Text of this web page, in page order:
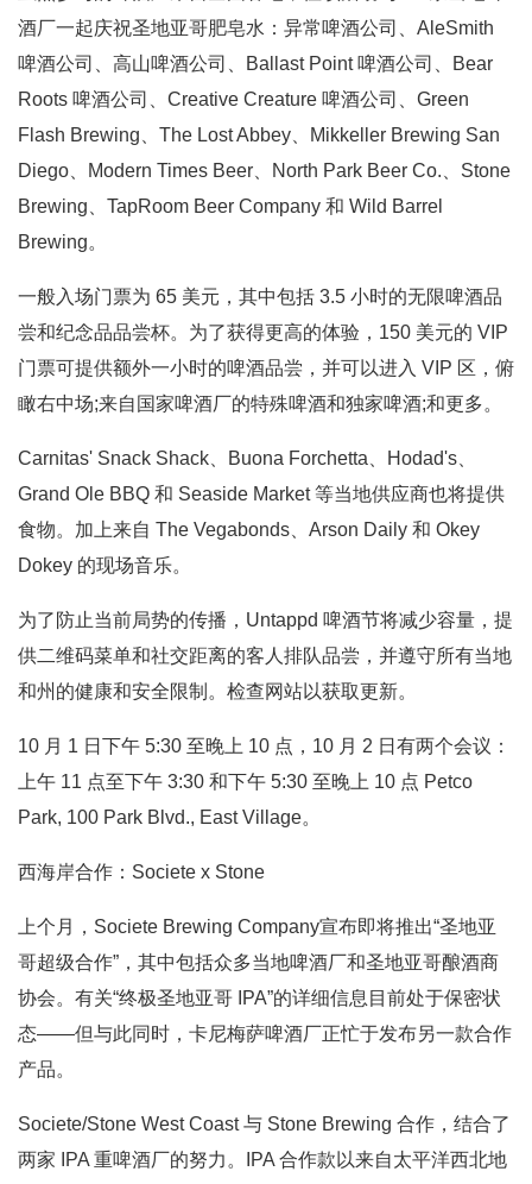
酒厂一起庆祝圣地亚哥肥皂水：异常啤酒公司、AleSmith
啤酒公司、高山啤酒公司、Ballast Point 啤酒公司、Bear
Roots 啤酒公司、Creative Creature 啤酒公司、Green
Flash Brewing、The Lost Abbey、Mikkeller Brewing San
Diego、Modern Times Beer、North Park Beer Co.、Stone
Brewing、TapRoom Beer Company 和 Wild Barrel
Brewing。
一般入场门票为 65 美元，其中包括 3.5 小时的无限啤酒品
尝和纪念品品尝杯。为了获得更高的体验，150 美元的 VIP
门票可提供额外一小时的啤酒品尝，并可以进入 VIP 区，俯
瞰右中场;来自国家啤酒厂的特殊啤酒和独家啤酒;和更多。
Carnitas' Snack Shack、Buona Forchetta、Hodad's、
Grand Ole BBQ 和 Seaside Market 等当地供应商也将提供
食物。加上来自 The Vegabonds、Arson Daily 和 Okey
Dokey 的现场音乐。
为了防止当前局势的传播，Untappd 啤酒节将减少容量，提
供二维码菜单和社交距离的客人排队品尝，并遵守所有当地
和州的健康和安全限制。检查网站以获取更新。
10 月 1 日下午 5:30 至晚上 10 点，10 月 2 日有两个会议：
上午 11 点至下午 3:30 和下午 5:30 至晚上 10 点 Petco
Park, 100 Park Blvd., East Village。
西海岸合作：Societe x Stone
上个月，Societe Brewing Company宣布即将推出“圣地亚
哥超级合作”，其中包括众多当地啤酒厂和圣地亚哥酿酒商
协会。有关“终极圣地亚哥 IPA”的详细信息目前处于保密状
态——但与此同时，卡尼梅萨啤酒厂正忙于发布另一款合作
产品。
Societe/Stone West Coast 与 Stone Brewing 合作，结合了
两家 IPA 重啤酒厂的努力。IPA 合作款以来自太平洋西北地